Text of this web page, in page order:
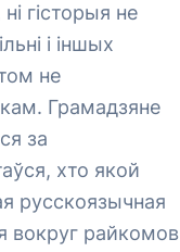
гісторыя не
і іншых
не
Грамадзяне
за
хто якой
русскоязычная
вокруг райкомов